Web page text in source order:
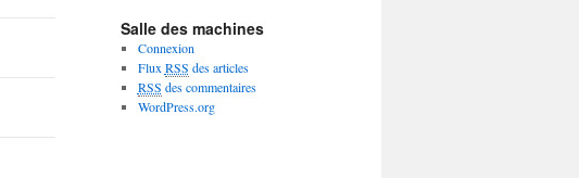
Salle des machines
Connexion
Flux RSS des articles
RSS des commentaires
WordPress.org